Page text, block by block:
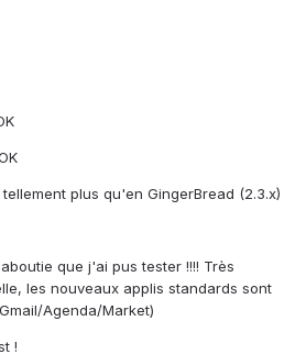
plus qu'en GingerBread (2.3.x)
que j'ai pus tester !!!! Très
les nouveaux applis standards sont
Agenda/Market)
!